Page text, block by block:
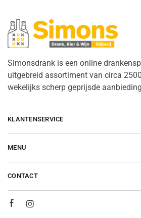
Simonsdrank is een online
uitgebreid assortiment van circa
wekelijks scherp geprijsde
KLANTENSERVICE
MENU
CONTACT